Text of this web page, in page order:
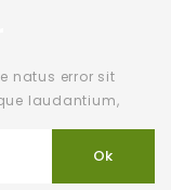
natus error sit
laudantium,